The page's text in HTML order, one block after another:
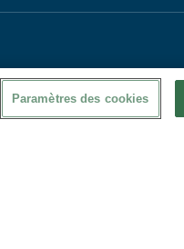
Paramètres des cookies